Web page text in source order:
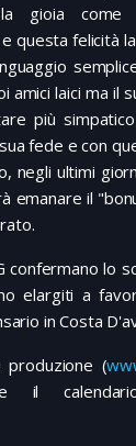
gioia come
e questa felicità
laici ma il
più
fede e con
negli ultimi
emanare il
confermano lo
elargiti a
in Costa
produzione (
il